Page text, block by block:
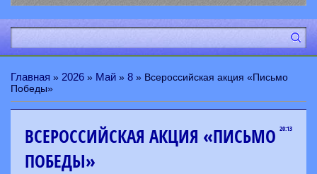
Главная » 2026 » Май » 8 » Всероссийская акция «Письмо
Победы»
20:13
ВСЕРОССИЙСКАЯ АКЦИЯ «ПИСЬМО
ПОБЕДЫ»